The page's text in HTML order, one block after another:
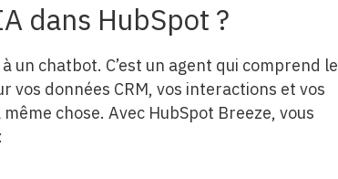
dans HubSpot ?
un chatbot. C’est un agent qui comprend le
vos données CRM, vos interactions et vos
chose. Avec HubSpot Breeze, vous